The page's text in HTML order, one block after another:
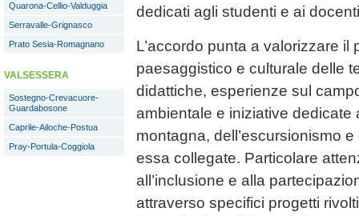
Quarona-Cellio-Valduggia
Serravalle-Grignasco
Prato Sesia-Romagnano
VALSESSERA
Sostegno-Crevacuore-
Guardabosone
Caprile-Ailoche-Postua
Pray-Portula-Coggiola
dedicati agli studenti e ai
L’accordo punta a valorizzare il
paesaggistico e culturale delle
didattiche, esperienze sul
ambientale e iniziative dedicate
montagna, dell’escursionismo
essa collegate. Particolare
all’inclusione e alla
attraverso specifici progetti